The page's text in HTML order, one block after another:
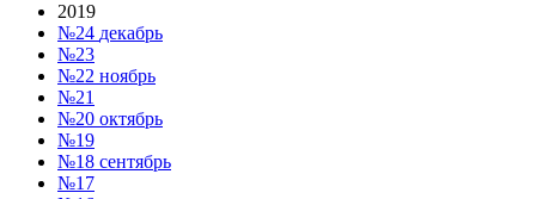
2019
№24 декабрь
№23
№22 ноябрь
№21
№20 октябрь
№19
№18 сентябрь
№17